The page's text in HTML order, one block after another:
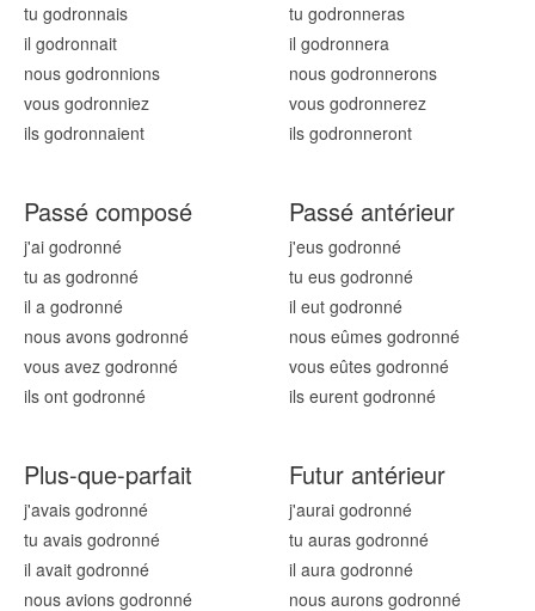
tu godronnais
il godronnait
nous godronnions
vous godronniez
ils godronnaient
tu godronneras
il godronnera
nous godronnerons
vous godronnerez
ils godronneront
Passé composé
j'ai godronné
tu as godronné
il a godronné
nous avons godronné
vous avez godronné
ils ont godronné
Passé antérieur
j'eus godronné
tu eus godronné
il eut godronné
nous eûmes godronné
vous eûtes godronné
ils eurent godronné
Plus-que-parfait
j'avais godronné
tu avais godronné
il avait godronné
nous avions godronné
Futur antérieur
j'aurai godronné
tu auras godronné
il aura godronné
nous aurons godronné